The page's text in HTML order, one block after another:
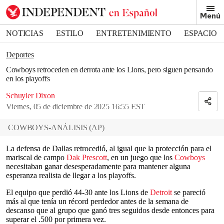
Menú
NOTICIAS ESTILO ENTRETENIMIENTO
ESPACIO
DEPORTES
Deportes
Cowboys retroceden en derrota ante los Lions, pero siguen pensando
en los playoffs
Schuyler Dixon
Viernes, 05 de diciembre de 2025 16:55 EST
Bookmark popover
Removed from bookmarks
Close popover
COWBOYS-ANÁLISIS (AP)
La defensa de Dallas retrocedió, al igual que la protección para el
mariscal de campo Dak Prescott, en un juego que los Cowboys
necesitaban ganar desesperadamente para mantener alguna
esperanza realista de llegar a los playoffs.
El equipo que perdió 44-30 ante los Lions de Detroit se pareció
más al que tenía un récord perdedor antes de la semana de
descanso que al grupo que ganó tres seguidos desde entonces para
superar el .500 por primera vez.